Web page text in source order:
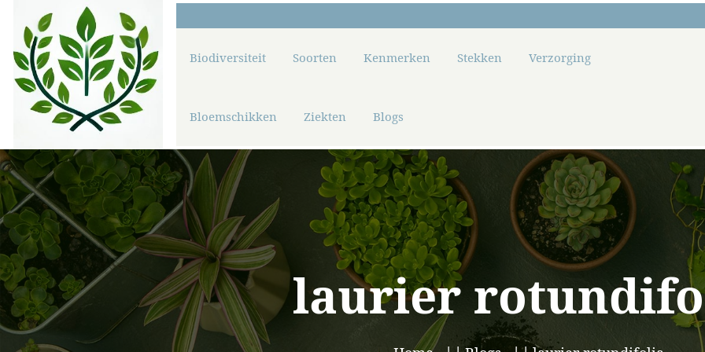
Biodiversiteit Soorten Kenmerken Stekken Verzorging
Bloemschikken Ziekten Blogs
laurier